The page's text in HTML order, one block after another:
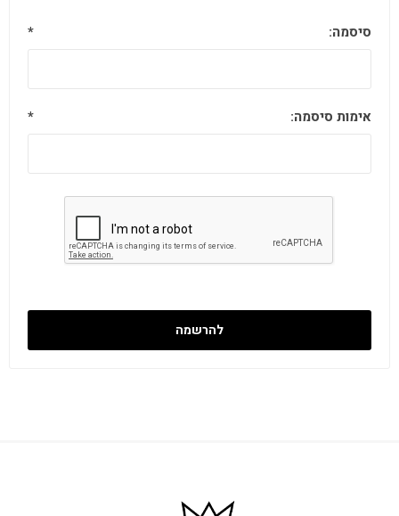
סיסמה: *
אימות סיסמה: *
להרשמה